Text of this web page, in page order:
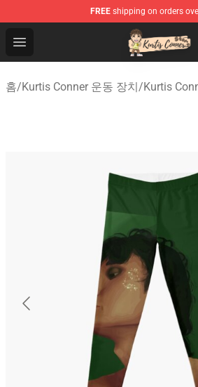
FREE shipping on orders
Open menu
Kurtis Conner Store - Official
홈/Kurtis Conner 운동 장치/Kurtis